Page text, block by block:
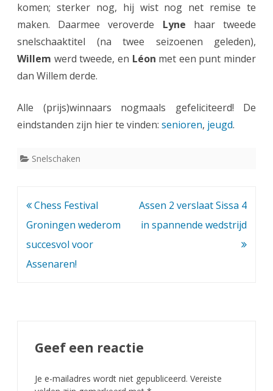
a
y
n
e
komen; sterker nog, hij wist nog net remise te
maken. Daarmee veroverde Lyne haar tweede
snelschaaktitel (na twee seizoenen geleden),
Willem werd tweede, en Léon met een punt minder
dan Willem derde.
Alle (prijs)winnaars nogmaals gefeliciteerd! De
eindstanden zijn hier te vinden: senioren, jeugd.
Snelschaken
Bericht
navigatie
Chess Festival
Groningen wederom
succesvol voor
Assenaren!
Assen 2 verslaat Sissa 4
in spannende wedstrijd
Geef een reactie
Je e-mailadres wordt niet gepubliceerd. Vereiste